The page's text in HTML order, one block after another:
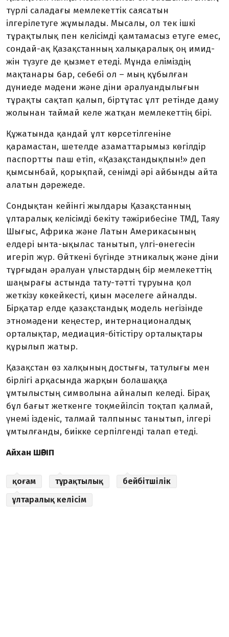
түрлі саладағы мемле­кеттік саясатын
ілгерілетуге жұмылады. Мысалы, ол тек ішкі
тұрақтылық пен келісімді қамтамасыз етуге емес,
сондай-ақ Қазақстанның халықаралық оң имид­
жін түзуге де қызмет етеді. Мұнда еліміз­дің
мақтанары бар, себебі ол – мың құбылған
дүниеде мәдени және діни әралуандылығын
тұрақты сақтап қалып, біртұтас ұлт ретінде даму
жолынан таймай келе жатқан мемле­кеттің бірі.
Құжатында қандай ұлт көрсетіл­геніне
қарамастан, шетелде азамат­тарымыз көгілдір
паспортты паш етіп, «Қазақстан­дықпын!» деп
қымсынбай, қорықпай, се­нім­ді әрі айбынды айта
алатын дәрежеде.
Сондықтан кейінгі жылдары Қазақ­станның
ұлтаралық келісімді бекіту тәжірибесіне ТМД, Таяу
Шығыс, Афри­ка және Латын Америкасының
елдері ынта-ықылас танытып, үлгі-өнегесін
игеріп жүр. Өйткені бүгінде этникалық және діни
тұрғыдан әралуан ұлыстардың бір мемлекеттің
шаңырағы астында тату-тәтті тұруына қол
жеткізу көкейкесті, қиын мәселеге айналды.
Бірқатар елде қазақстандық модель негізінде
этно­мәдени кеңестер, интер­националдық
орталықтар, медиация-бітістіру орта­лық­тары
құрылып жатыр.
Қазақстан өз халқының достығы, татулығы мен
бірлігі арқасында жарқын болашаққа
ұмтылыстың символына айналып келеді. Бірақ
бұл бағыт жет­кенге тоқмейілсіп тоқтап қалмай,
үнемі ізденіс, талмай талпыныс танытып, ілгері
ұмтыл­ғанды, биікке серпілгенді талап етеді.
Айхан ШӘРІП
қоғам тұрақтылық
бейбітшілік
ұлтаралық келісім